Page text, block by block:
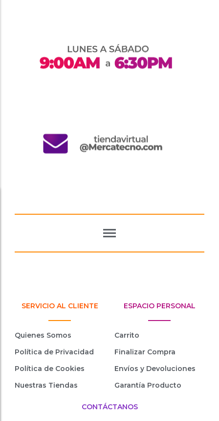
SERVICIO AL CLIENTE
Quienes Somos
Política de Privacidad
Política de Cookies
Nuestras Tiendas
ESPACIO PERSONAL
Carrito
Finalizar Compra
Envíos y Devoluciones
Garantía Producto
CONTÁCTANOS